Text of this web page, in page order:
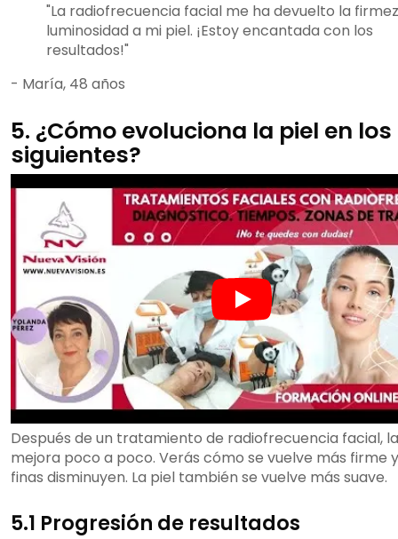
"La radiofrecuencia facial me ha devuelto la
luminosidad a mi piel. ¡Estoy encantada con los
resultados!"
- María, 48 años
5. ¿Cómo evoluciona la piel en
siguientes?
Después de un tratamiento de radiofrecuencia facial,
mejora poco a poco. Verás cómo se vuelve más firme
finas disminuyen. La piel también se vuelve más suave.
5.1 Progresión de resultados